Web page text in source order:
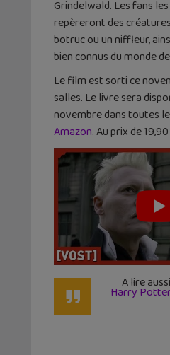
Grindelwald. Les fans
repèreront des
botruc ou un niffleur,
bien connus du monde
Le film est sorti ce
salles. Le livre sera
novembre dans toutes
Amazon. Au prix de
A lire
Harry